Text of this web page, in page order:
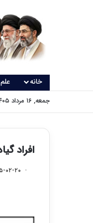
خانه
جمعه, ۱۶ مرداد ۱۴۰۵
افراد
۱۳۹۵-